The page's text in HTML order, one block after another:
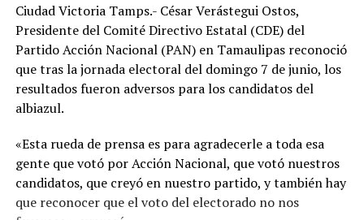
Ciudad Victoria Tamps.- César Verástegui Ostos,
Presidente del Comité Directivo Estatal (CDE) del
Partido Acción Nacional (PAN) en Tamaulipas reconoció
que tras la jornada electoral del domingo 7 de junio, los
resultados fueron adversos para los candidatos del
albiazul.
«Esta rueda de prensa es para agradecerle a toda esa
gente que votó por Acción Nacional, que votó nuestros
candidatos, que creyó en nuestro partido, y también hay
que reconocer que el voto del electorado no nos